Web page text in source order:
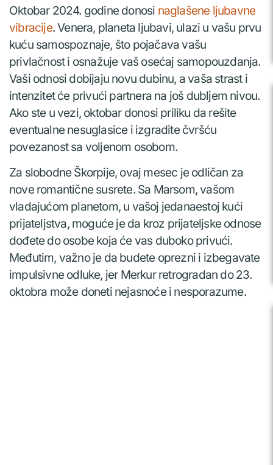
Oktobar 2024. godine donosi naglašene ljubavne
vibracije. Venera, planeta ljubavi, ulazi u vašu prvu
kuću samospoznaje, što pojačava vašu
privlačnost i osnažuje vaš osećaj samopouzdanja.
Vaši odnosi dobijaju novu dubinu, a vaša strast i
intenzitet će privući partnera na još dubljem nivou.
Ako ste u vezi, oktobar donosi priliku da rešite
eventualne nesuglasice i izgradite čvršću
povezanost sa voljenom osobom.
Za slobodne Škorpije, ovaj mesec je odličan za
nove romantične susrete. Sa Marsom, vašom
vladajućom planetom, u vašoj jedanaestoj kući
prijateljstva, moguće je da kroz prijateljske odnose
dođete do osobe koja će vas duboko privući.
Međutim, važno je da budete oprezni i izbegavate
impulsivne odluke, jer Merkur retrogradan do 23.
oktobra može doneti nejasnoće i nesporazume.